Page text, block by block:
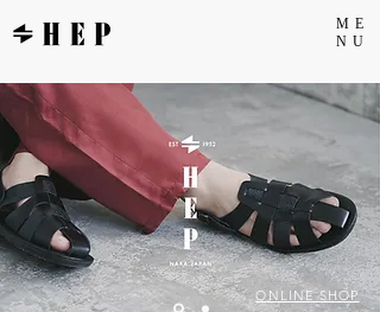
ME
NU
ONLINE SHOP